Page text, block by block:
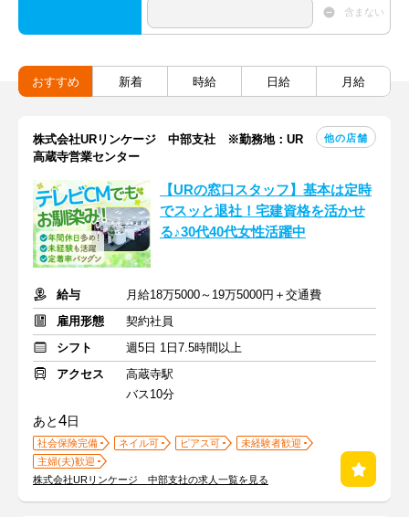
含まない
おすすめ 新着 時給 日給 月給
株式会社URリンケージ 中部支社 ※勤務地：UR
高蔵寺営業センター
他の店舗
【URの窓口スタッフ】基本は定時
でスッと退社！宅建資格を活かせ
る♪30代40代女性活躍中
給与
月給18万5000～19万5000円＋交通費
雇用形態
契約社員
シフト
週5日 1日7.5時間以上
アクセス
高蔵寺駅
バス10分
あと4日
社会保険完備 ネイル可 ピアス可
未経験者歓迎
主婦(夫)歓迎
株式会社URリンケージ 中部支社の求人一覧を見る